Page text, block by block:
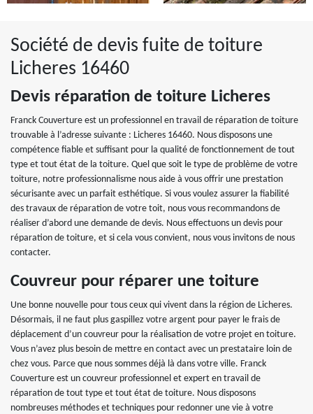
Société de devis fuite de toiture
Licheres 16460
Devis réparation de toiture Licheres
Franck Couverture est un professionnel en travail de réparation de toiture
trouvable à l’adresse suivante : Licheres 16460. Nous disposons une
compétence fiable et suffisant pour la qualité de fonctionnement de tout
type et tout état de la toiture. Quel que soit le type de problème de votre
toiture, notre professionnalisme nous aide à vous offrir une prestation
sécurisante avec un parfait esthétique. Si vous voulez assurer la fiabilité
des travaux de réparation de votre toit, nous vous recommandons de
réaliser d’abord une demande de devis. Nous effectuons un devis pour
réparation de toiture, et si cela vous convient, nous vous invitons de nous
contacter.
Couvreur pour réparer une toiture
Une bonne nouvelle pour tous ceux qui vivent dans la région de Licheres.
Désormais, il ne faut plus gaspillez votre argent pour payer le frais de
déplacement d’un couvreur pour la réalisation de votre projet en toiture.
Vous n’avez plus besoin de mettre en contact avec un prestataire loin de
chez vous. Parce que nous sommes déjà là dans votre ville. Franck
Couverture est un couvreur professionnel et expert en travail de
réparation de tout type et tout état de toiture. Nous disposons
nombreuses méthodes et techniques pour redonner une vie à votre